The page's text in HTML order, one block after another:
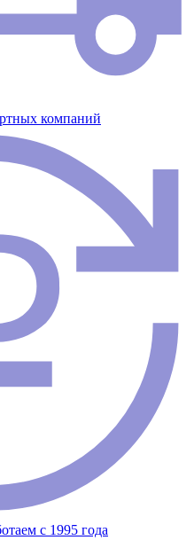
компаний
с 1995 года